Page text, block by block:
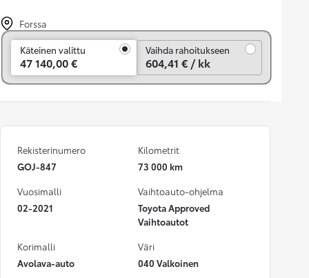
Forssa
Käteinen valittu
47 140,00 €
Vaihda rahoitukseen
604,41 € / kk
Rekisterinumero
GOJ-847
Kilometrit
73 000 km
Vuosimalli
02-2021
Vaihtoauto-ohjelma
Toyota Approved
Vaihtoautot
Korimalli
Avolava-auto
Väri
040 Valkoinen